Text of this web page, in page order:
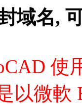
域名,
使
以微